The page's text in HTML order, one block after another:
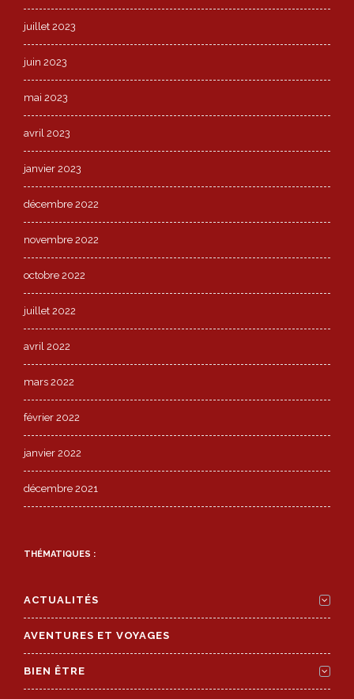
juillet 2023
juin 2023
mai 2023
avril 2023
janvier 2023
décembre 2022
novembre 2022
octobre 2022
juillet 2022
avril 2022
mars 2022
février 2022
janvier 2022
décembre 2021
THÉMATIQUES :
ACTUALITÉS
AVENTURES ET VOYAGES
BIEN ÊTRE